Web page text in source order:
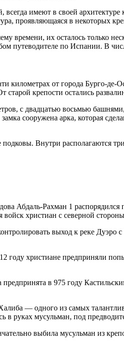
имеют в своей
проявляющаяся в некоторых
их осталось только
по Испании. В
от города Бурго-де-
крепости остались
с двадцатью восьмью
сооружена арка, которая
Внутри располагаются
Абдаль-Рахман 1
христиан с северной
выход к реке
христиане предприняли
в 975 году
— одного из самых
в руках мусульман, под
выбила мусульман из